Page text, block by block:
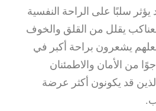
سلبًا على الراحة النفسية
يقلل من القلق والخوف
يشعرون براحة أكبر في
من الأمان والاطمئنان
قد يكونون أكثر عرضة